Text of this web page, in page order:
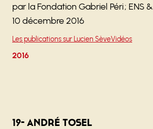
par la Fondation Gabriel Péri ; ENS
10 décembre 2016
Les publications sur Lucien SèveVidéos
2016
19- André Tosel